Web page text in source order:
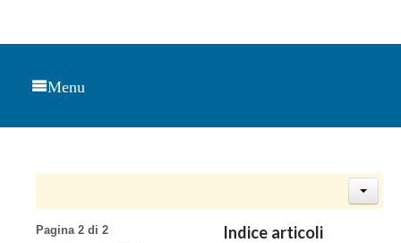
Menu
Indice articoli
Pagina 2 di 2